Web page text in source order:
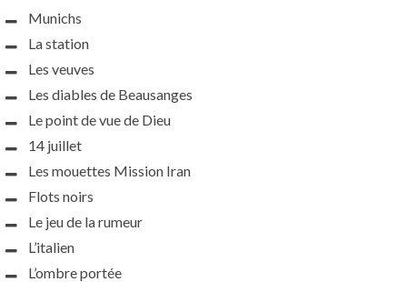
Munichs
La station
Les veuves
Les diables de Beausanges
Le point de vue de Dieu
14 juillet
Les mouettes Mission Iran
Flots noirs
Le jeu de la rumeur
L’italien
L’ombre portée